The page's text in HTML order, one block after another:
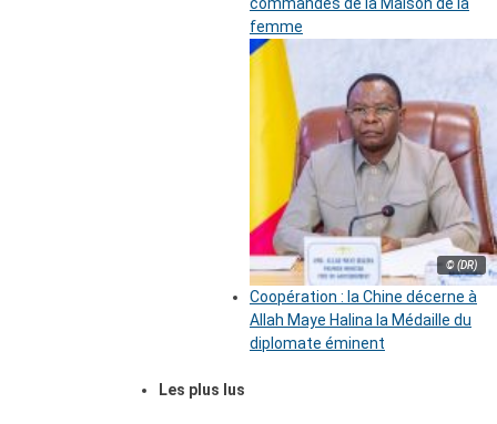
commandes de la Maison de la
femme
© (DR)
Coopération : la Chine décerne à
Allah Maye Halina la Médaille du
diplomate éminent
Les plus lus